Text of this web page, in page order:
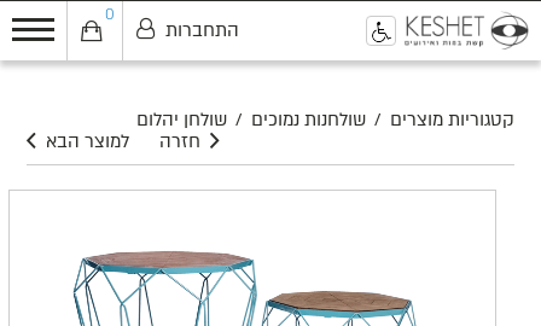
0
התחברות
קטגוריות מוצרים / שולחנות נמוכים / שולחן יהלום
למוצר הבא
חזרה